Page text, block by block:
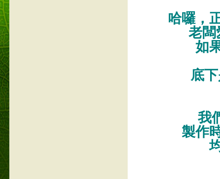
哈囉，
老闆
如
底
我
製作